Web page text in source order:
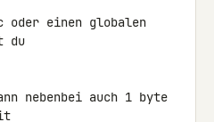
oder einen globalen
du
nebenbei auch 1 byte